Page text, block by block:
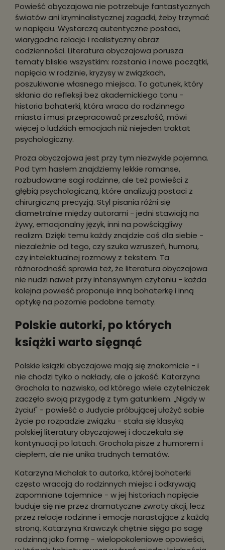
Powieść obyczajowa nie potrzebuje fantastycznych
światów ani kryminalistycznej zagadki, żeby trzymać
w napięciu. Wystarczą autentyczne postaci,
wiarygodne relacje i realistyczny obraz
codzienności. Literatura obyczajowa porusza
tematy bliskie wszystkim: rozstania i nowe początki,
napięcia w rodzinie, kryzysy w związkach,
poszukiwanie własnego miejsca. To gatunek, który
skłania do refleksji bez akademickiego tonu -
historia bohaterki, która wraca do rodzinnego
miasta i musi przepracować przeszłość, mówi
więcej o ludzkich emocjach niż niejeden traktat
psychologiczny.
Proza obyczajowa jest przy tym niezwykle pojemna.
Pod tym hasłem znajdziemy lekkie romanse,
rozbudowane sagi rodzinne, ale też powieści z
głębią psychologiczną, które analizują postaci z
chirurgiczną precyzją. Styl pisania różni się
diametralnie między autorami - jedni stawiają na
żywy, emocjonalny język, inni na powściągliwy
realizm. Dzięki temu każdy znajdzie coś dla siebie -
niezależnie od tego, czy szuka wzruszeń, humoru,
czy intelektualnej rozmowy z tekstem. Ta
różnorodność sprawia też, że literatura obyczajowa
nie nudzi nawet przy intensywnym czytaniu - każda
kolejna powieść proponuje inną bohaterkę i inną
optykę na pozornie podobne tematy.
Polskie autorki, po których
książki warto sięgnąć
Polskie książki obyczajowe mają się znakomicie - i
nie chodzi tylko o nakłady, ale o jakość. Katarzyna
Grochola to nazwisko, od którego wiele czytelniczek
zaczęło swoją przygodę z tym gatunkiem. „Nigdy w
życiu!" - powieść o Judycie próbującej ułożyć sobie
życie po rozpadzie związku - stała się klasyką
polskiej literatury obyczajowej i doczekała się
kontynuacji po latach. Grochola pisze z humorem i
ciepłem, ale nie unika trudnych tematów.
Katarzyna Michalak to autorka, której bohaterki
często wracają do rodzinnych miejsc i odkrywają
zapomniane tajemnice - w jej historiach napięcie
buduje się nie przez dramatyczne zwroty akcji, lecz
przez relacje rodzinne i emocje narastające z każdą
stroną. Katarzyna Krawczyk chętnie sięga po sagę
rodzinną jako formę - wielopokoleniowe opowieści,